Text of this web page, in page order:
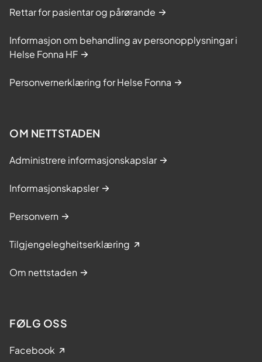
Rettar for pasientar og pårørande
Informasjon om behandling av personopplysningar i
Helse Fonna HF
Personvernerklæring for Helse Fonna
OM NETTSTADEN
Administrere informasjonskapslar
Informasjonskapsler
Personvern
Tilgjengelegheitserklæring
Om nettstaden
FØLG OSS
Facebook